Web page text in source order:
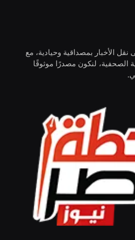
الأخبار بمصداقية وحيادية، مع
الصحفية، لنكون مصدرًا موثوقًا